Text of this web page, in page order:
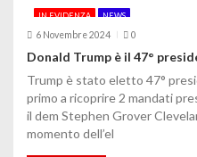
o
n
e
a
r
IN EVIDENZA NEWS
6 Novembre 2024 0
Donald Trump è il 47°
Trump è stato eletto 47°
primo a ricoprire 2 mandati
il dem Stephen Grover
momento dell’el